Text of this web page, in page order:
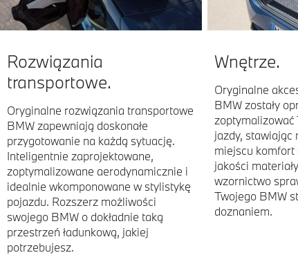
Rozwiązania
transportowe.
Oryginalne rozwiązania transportowe
BMW zapewniają doskonałe
przygotowanie na każdą sytuację.
Inteligentnie zaprojektowane,
zoptymalizowane aerodynamicznie i
idealnie wkomponowane w stylistykę
pojazdu. Rozszerz możliwości
swojego BMW o dokładnie taką
przestrzeń ładunkową, jakiej
potrzebujesz.
Wnętrze.
Oryginalne
BMW zostały
zoptymalizować
jazdy, stawiając
miejscu komfort
jakości
wzornictwo
Twojego BMW
doznaniem.